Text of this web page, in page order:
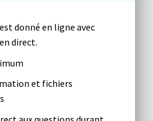
donné en ligne avec
direct.
et fichiers